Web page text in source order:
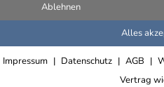
Ablehnen
Alles
Impressum Datenschutz AGB
Vertrag